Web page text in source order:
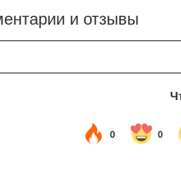
и отзывы